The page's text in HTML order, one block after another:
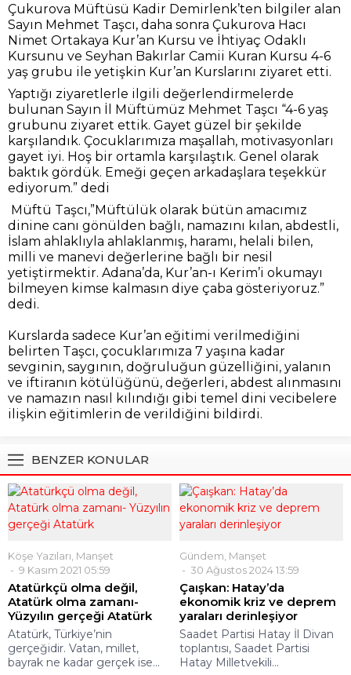
Çukurova Müftüsü Kadir Demirlenk’ten bilgiler alan
Sayın Mehmet Taşcı, daha sonra Çukurova Hacı
Nimet Ortakaya Kur’an Kursu ve İhtiyaç Odaklı
Kursunu ve Seyhan Bakırlar Camii Kuran Kursu 4-6
yaş grubu ile yetişkin Kur’an Kurslarını ziyaret etti.
Yaptığı ziyaretlerle ilgili değerlendirmelerde
bulunan Sayın İl Müftümüz Mehmet Taşcı “4-6 yaş
grubunu ziyaret ettik. Gayet güzel bir şekilde
karşılandık. Çocuklarımıza maşallah, motivasyonları
gayet iyi. Hoş bir ortamla karşılaştık. Genel olarak
baktık gördük. Emeği geçen arkadaşlara teşekkür
ediyorum.” dedi
Müftü Taşcı,”Müftülük olarak bütün amacımız
dinine canı gönülden bağlı, namazını kılan, abdestli,
İslam ahlaklıyla ahlaklanmış, haramı, helali bilen,
milli ve manevi değerlerine bağlı bir nesil
yetiştirmektir. Adana’da, Kur’an-ı Kerim’i okumayı
bilmeyen kimse kalmasın diye çaba gösteriyoruz.”
dedi.
Kurslarda sadece Kur’an eğitimi verilmediğini
belirten Taşcı, çocuklarımıza 7 yaşına kadar
sevginin, saygının, doğruluğun güzelliğini, yalanın
ve iftiranın kötülüğünü, değerleri, abdest alınmasını
ve namazın nasıl kılındığı gibi temel dini vecibelere
ilişkin eğitimlerin de verildiğini bildirdi.
BENZER KONULAR
Köşe Yazıları Manşet
9 Kasım 2021 05:59
Atatürkçü olma değil,
Atatürk olma zamanı-
Yüzyılın gerçeği Atatürk
Atatürk, Türkiye’nin
gerçeğidir. Vatan, millet,
bayrak ne kadar gerçek ise...
Gündem Manşet
30 Ağustos 2024 13:59
Çaışkan: Hatay’da
ekonomik kriz ve deprem
yaraları derinleşiyor
Saadet Partisi Hatay İl Divan
toplantısı, Saadet Partisi
Hatay Milletvekili...